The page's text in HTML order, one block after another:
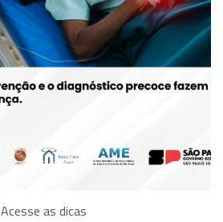
Acesse as dicas